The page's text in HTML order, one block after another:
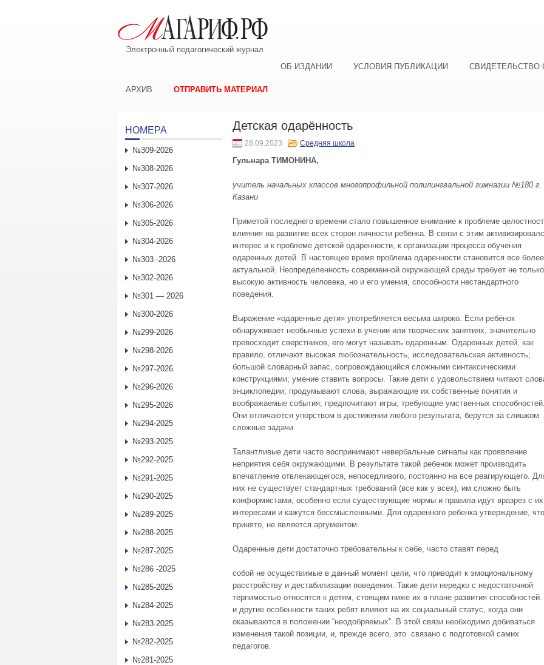
Электронный педагогический журнал
ОБ ИЗДАНИИ
УСЛОВИЯ ПУБЛИКАЦИИ СВИДЕТЕЛЬСТВО
АРХИВ ОТПРАВИТЬ МАТЕРИАЛ
Детская одарённость
28.09.2023 Средняя школа
Гульнара ТИМОНИНА,
учитель начальных классов многопрофильной полилингвальной гимназии №180 г.
Казани
Приметой последнего времени стало повышенное внимание к проблеме
влияния на развитие всех сторон личности ребёнка. В связи с этим
интерес и к проблеме детской одаренности, к организации процесса обучения
одаренных детей. В настоящее время проблема одаренности становится все более
актуальной. Неопределенность современной окружающей среды требует не только
высокую активность человека, но и его умения, способности нестандартного
поведения.
Выражение «одаренные дети» употребляется весьма широко. Если ребёнок
обнаруживает необычные успехи в учении или творческих занятиях, значительно
превосходит сверстников, его могут называть одаренным. Одаренных детей, как
правило, отличают высокая любознательность, исследовательская активность;
большой словарный запас, сопровождающийся сложными синтаксическими
конструкциями; умение ставить вопросы. Такие дети с удовольствием читают
энциклопедии; продумывают слова, выражающие их собственные понятия и
воображаемые события; предпочитают игры, требующие умственных
Они отличаются упорством в достижении любого результата, берутся за слишком
сложные задачи.
Талантливые дети часто воспринимают невербальные сигналы как проявление
неприятия себя окружающими. В результате такой ребенок может производить
впечатление отвлекающегося, непоседливого, постоянно на все реагирующего.
них не существует стандартных требований (все как у всех), им сложно быть
конформистами, особенно если существующие нормы и правила идут вразрез с их
интересами и кажутся бессмысленными. Для одаренного ребенка утверждение,
принято, не является аргументом.
Одаренные дети достаточно требовательны к себе, часто ставят перед
собой не осуществимые в данный момент цели, что приводит к эмоциональному
расстройству и дестабилизации поведения. Такие дети нередко с недостаточной
терпимостью относятся к детям, стоящим ниже их в плане развития
и другие особенности таких ребят влияют на их социальный статус, когда они
оказываются в положении “неодобряемых”. В этой связи необходимо добиваться
изменения такой позиции, и, прежде всего, это связано с подготовкой самих
педагогов.
НОМЕРА
№309-2026
№308-2026
№307-2026
№306-2026
№305-2026
№304-2026
№303 -2026
№302-2026
№301 — 2026
№300-2026
№299-2026
№298-2026
№297-2026
№296-2026
№295-2026
№294-2025
№293-2025
№292-2025
№291-2025
№290-2025
№289-2025
№288-2025
№287-2025
№286 -2025
№285-2025
№284-2025
№283-2025
№282-2025
№281-2025